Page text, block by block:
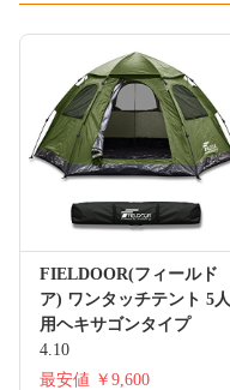
FIELDOOR(フィールド
ア) ワンタッチテント 5人
用ヘキサゴンタイプ
4.10
最安値 ￥9,600